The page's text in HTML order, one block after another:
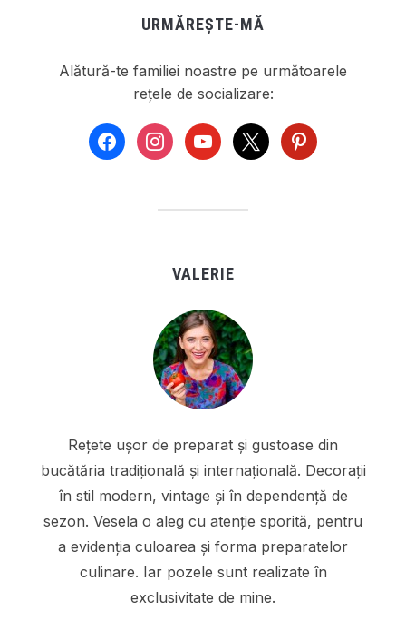
URMĂREȘTE-MĂ
Alătură-te familiei noastre pe următoarele
rețele de socializare:
facebookinstagramyoutube
x pinterest
VALERIE
Rețete ușor de preparat și gustoase din
bucătăria tradițională și internațională. Decorații
în stil modern, vintage și în dependență de
sezon. Vesela o aleg cu atenție sporită, pentru
a evidenția culoarea și forma preparatelor
culinare. Iar pozele sunt realizate în
exclusivitate de mine.